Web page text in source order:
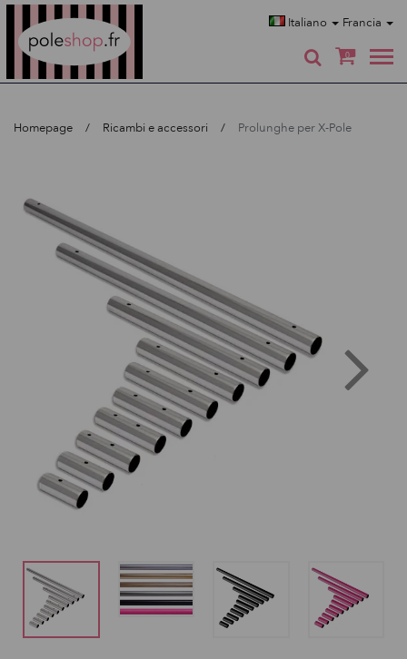
Italiano Francia
0
Homepage Ricambi e accessori Prolunghe per X-Pole